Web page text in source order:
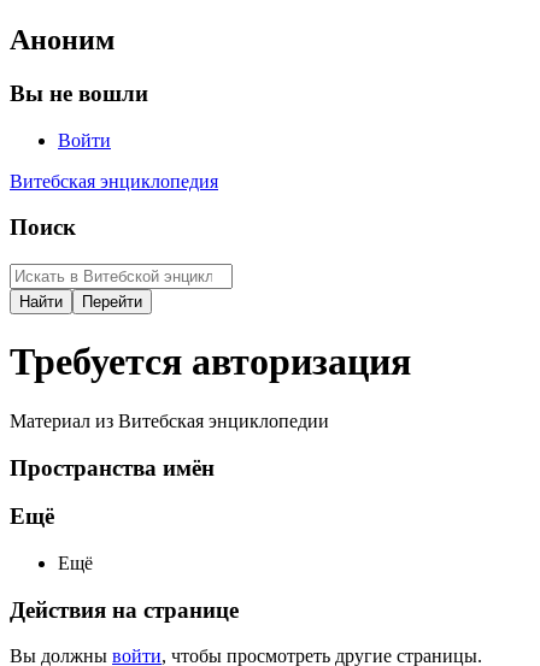
Аноним
Вы не вошли
Войти
Витебская энциклопедия
Поиск
Требуется авторизация
Материал из Витебская энциклопедии
Пространства имён
Ещё
Ещё
Действия на странице
Вы должны войти, чтобы просмотреть другие страницы.